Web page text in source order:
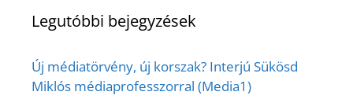
Legutóbbi bejegyzések
Új médiatörvény, új korszak? Interjú Sükösd
Miklós médiaprofesszorral (Media1)